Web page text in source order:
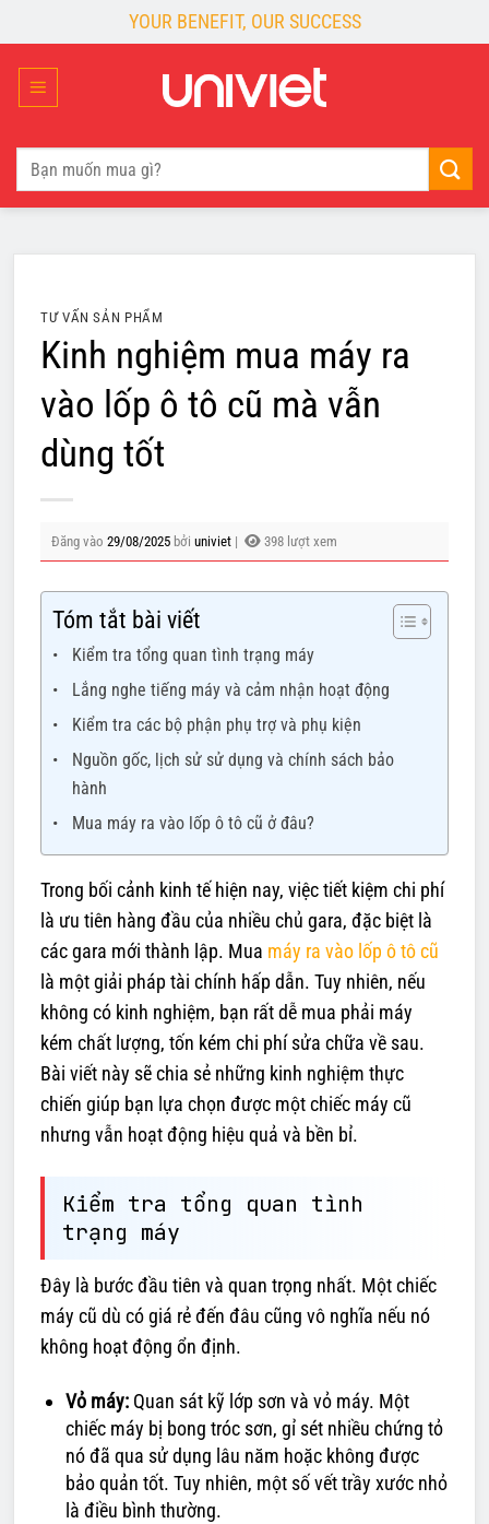
to
content
YOUR BENEFIT, OUR SUCCESS
Tìm
kiếm:
TƯ VẤN SẢN PHẨM
Kinh nghiệm mua máy ra
vào lốp ô tô cũ mà vẫn
dùng tốt
Đăng vào 29/08/2025 bởi univiet | 398 lượt xem
Tóm tắt bài viết
Kiểm tra tổng quan tình trạng máy
Lắng nghe tiếng máy và cảm nhận hoạt động
Kiểm tra các bộ phận phụ trợ và phụ kiện
Nguồn gốc, lịch sử sử dụng và chính sách bảo
hành
Mua máy ra vào lốp ô tô cũ ở đâu?
Trong bối cảnh kinh tế hiện nay, việc tiết kiệm chi phí
là ưu tiên hàng đầu của nhiều chủ gara, đặc biệt là
các gara mới thành lập. Mua máy ra vào lốp ô tô cũ
là một giải pháp tài chính hấp dẫn. Tuy nhiên, nếu
không có kinh nghiệm, bạn rất dễ mua phải máy
kém chất lượng, tốn kém chi phí sửa chữa về sau.
Bài viết này sẽ chia sẻ những kinh nghiệm thực
chiến giúp bạn lựa chọn được một chiếc máy cũ
nhưng vẫn hoạt động hiệu quả và bền bỉ.
Kiểm tra tổng quan tình
trạng máy
Đây là bước đầu tiên và quan trọng nhất. Một chiếc
máy cũ dù có giá rẻ đến đâu cũng vô nghĩa nếu nó
không hoạt động ổn định.
Vỏ máy: Quan sát kỹ lớp sơn và vỏ máy. Một
chiếc máy bị bong tróc sơn, gỉ sét nhiều chứng tỏ
nó đã qua sử dụng lâu năm hoặc không được
bảo quản tốt. Tuy nhiên, một số vết trầy xước nhỏ
là điều bình thường.